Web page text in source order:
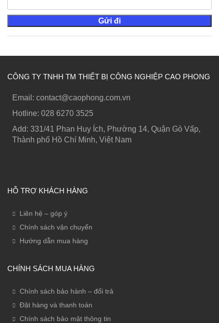
CÔNG TY TNHH TM THIẾT BỊ CÔNG NGHIỆP CAO PHONG
Email: contact@caophong.com.vn
Hotline: ‭028 6270 3525
Add: 331/41 Phan Huy Ích, Phường 14, Quận Gò Vấp,
Thành phố Hồ Chí Minh, Việt Nam
HỖ TRỢ KHÁCH HÀNG
Liên hệ – góp ý
Chính sách vận chuyển
Hướng dẫn mua hàng
CHÍNH SÁCH MUA HÀNG
Chính sách bảo hành – đổi trả
Đặt hàng và thanh toán
Chính sách bảo mật thông tin